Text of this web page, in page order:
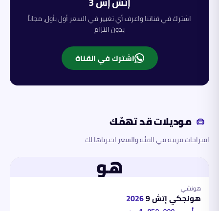
اشترك في قناتنا واعرف أي تغيير في السعر أول بأول، مجاناً
بدون التزام
اشترك في القناة
موديلات قد تهمّك
اقتراحات قريبة في الفئة والسعر اخترناها لك
هو
هونشي
هونجكي إتش 9 2026